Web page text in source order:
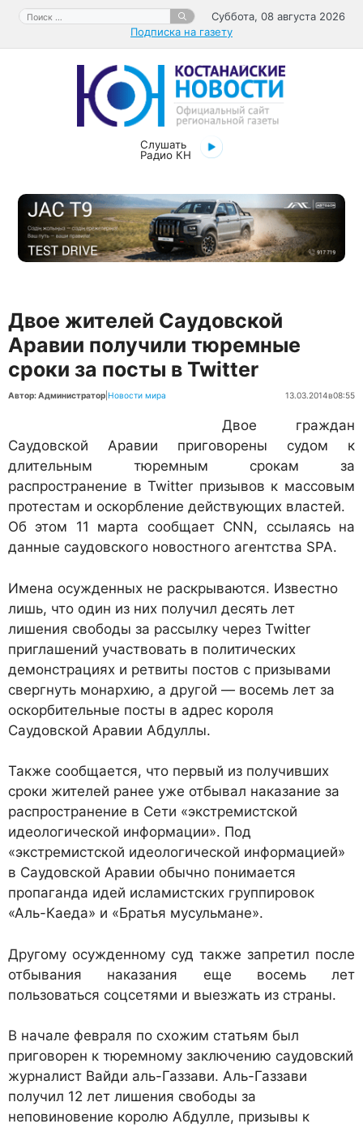
Перейти
содержимому
Поиск:
Суббота, 08 августа 2026
Подписка на газету
Слушать
Радио КН
Двое жителей Саудовской
Аравии получили тюремные
сроки за посты в Twitter
Автор: Администратор Новости мира 13.03.2014в08:55
Двое граждан
Саудовской Аравии приговорены судом к
длительным тюремным срокам за
распространение в Twitter призывов к массовым
протестам и оскорбление действующих властей.
Об этом 11 марта сообщает CNN, ссылаясь на
данные саудовского новостного агентства SPA.
Имена осужденных не раскрываются. Известно
лишь, что один из них получил десять лет
лишения свободы за рассылку через Twitter
приглашений участвовать в политических
демонстрациях и ретвиты постов с призывами
свергнуть монархию, а другой — восемь лет за
оскорбительные посты в адрес короля
Саудовской Аравии Абдуллы.
Также сообщается, что первый из получивших
сроки жителей ранее уже отбывал наказание за
распространение в Сети «экстремистской
идеологической информации». Под
«экстремистской идеологической информацией»
в Саудовской Аравии обычно понимается
пропаганда идей исламистских группировок
«Аль-Каеда» и «Братья мусульмане».
Другому осужденному суд также запретил после
отбывания наказания еще восемь лет
пользоваться соцсетями и выезжать из страны.
В начале февраля по схожим статьям был
приговорен к тюремному заключению саудовский
журналист Вайди аль-Газзави. Аль-Газзави
получил 12 лет лишения свободы за
неповиновение королю Абдулле, призывы к